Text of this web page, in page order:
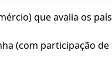
que avalia os
(com participação de